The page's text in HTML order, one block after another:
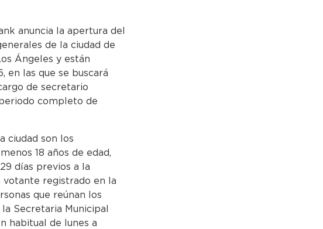
anuncia la apertura del
de la ciudad de
Ángeles y están
en las que se buscará
de secretario
completo de
ciudad son los
18 años de edad,
días previos a la
votante registrado en la
que reúnan los
Secretaria Municipal
habitual de lunes a